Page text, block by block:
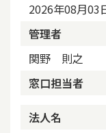
2026年08月03
管理者
関野 則之
窓口担当者
法人名